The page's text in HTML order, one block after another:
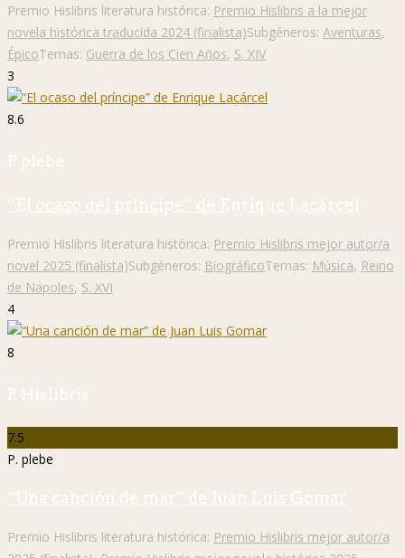
Premio Hislibris literatura histórica: Premio Hislibris a la mejor
novela histórica traducida 2024 (finalista)Subgéneros: Aventuras,
ÉpicoTemas: Guerra de los Cien Años, S. XIV
3
8.6
P. plebe
“El ocaso del príncipe” de Enrique Lacárcel
Premio Hislibris literatura histórica: Premio Hislibris mejor autor/a
novel 2025 (finalista)Subgéneros: BiográficoTemas: Música, Reino
de Napoles, S. XVI
4
8
P. Hislibris
7.5
P. plebe
“Una canción de mar” de Juan Luis Gomar
Premio Hislibris literatura histórica: Premio Hislibris mejor autor/a